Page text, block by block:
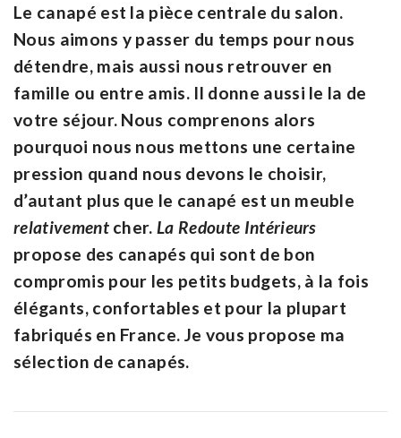
Le canapé est la pièce centrale du salon.
Nous aimons y passer du temps pour nous
détendre, mais aussi nous retrouver en
famille ou entre amis. Il donne aussi le la de
votre séjour. Nous comprenons alors
pourquoi nous nous mettons une certaine
pression quand nous devons le choisir,
d’autant plus que le canapé est un meuble
relativementcher. La Redoute Intérieurs
propose des canapés qui sont de bon
compromis pour les petits budgets, à la fois
élégants, confortables et pour la plupart
fabriqués en France. Je vous propose ma
sélection de canapés.